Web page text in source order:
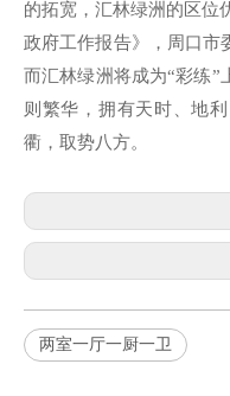
的拓宽，汇林绿洲的区位
政府工作报告》，周口市
而汇林绿洲将成为“彩练”
则繁华，拥有天时、地
衢，取势八方。
两室一厅一厨一卫